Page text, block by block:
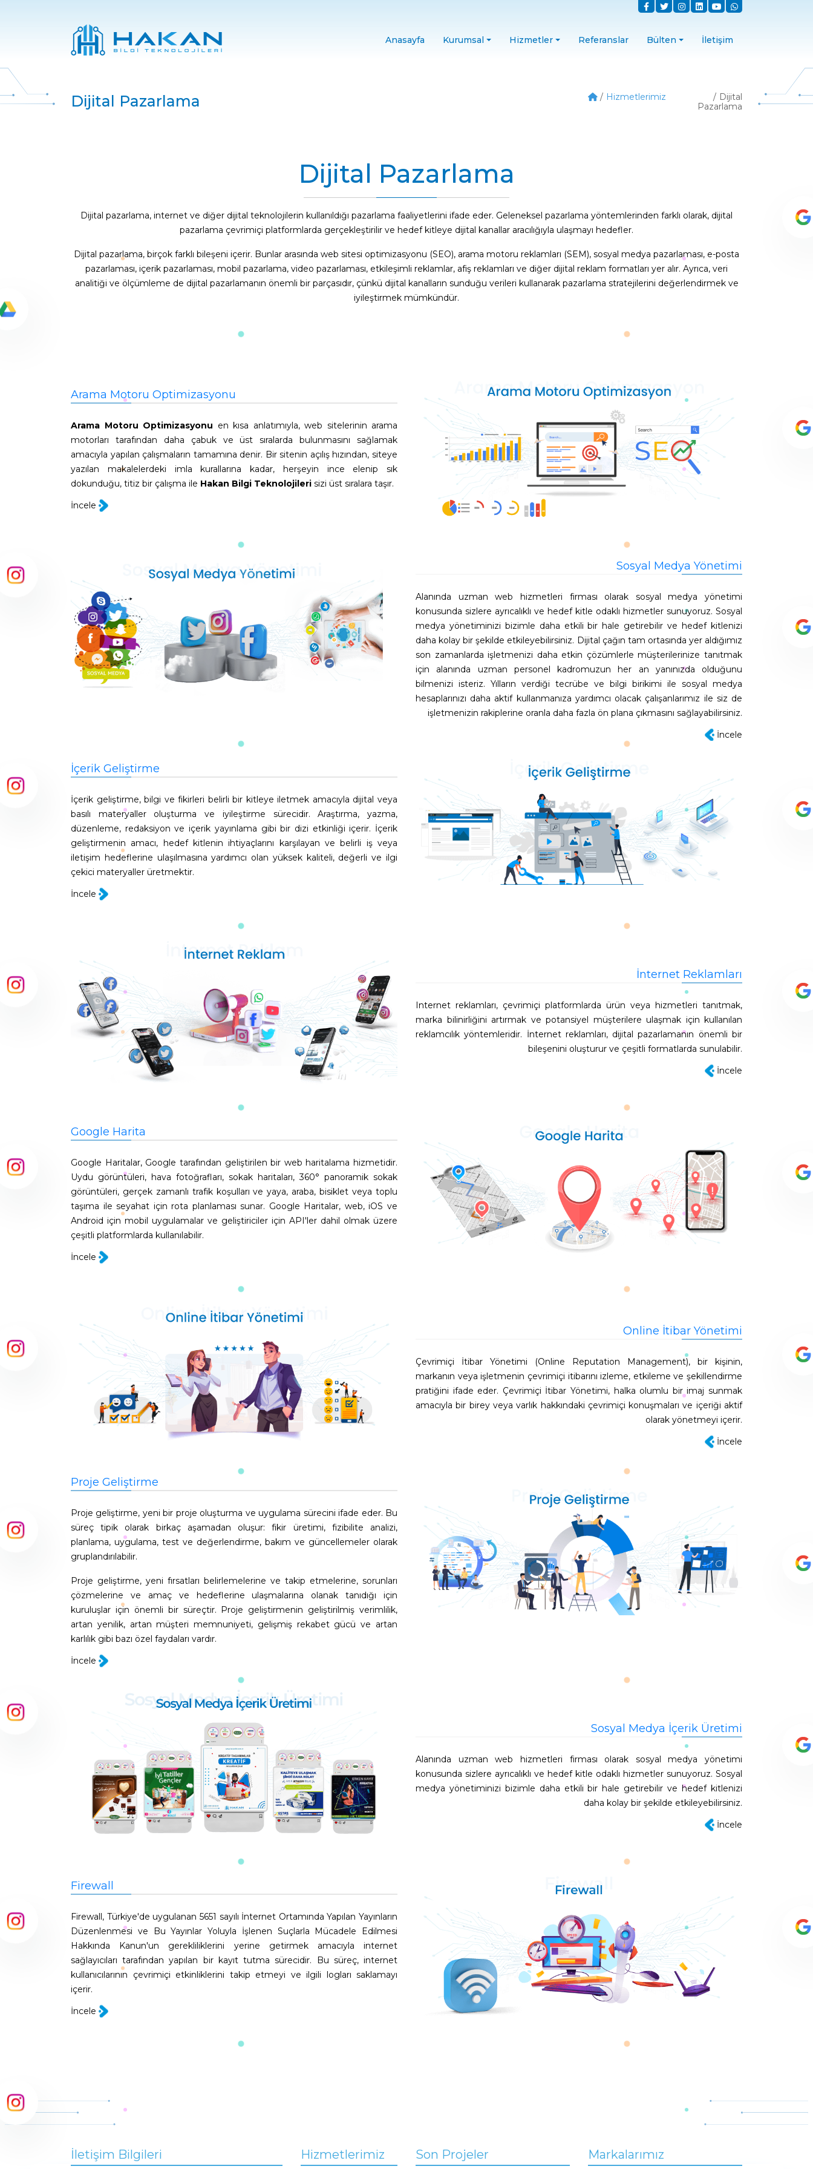
Anasayfa Kurumsal Hizmetler Referanslar Bülten İletişim
Dijital Pazarlama Hizmetlerimiz
Dijital
Pazarlama
Dijital Pazarlama
Dijital pazarlama, internet ve diğer dijital teknolojilerin kullanıldığı pazarlama faaliyetlerini ifade eder. Geleneksel pazarlama yöntemlerinden farklı olarak, dijital
pazarlama çevrimiçi platformlarda gerçekleştirilir ve hedef kitleye dijital kanallar aracılığıyla ulaşmayı hedefler.
Dijital pazarlama, birçok farklı bileşeni içerir. Bunlar arasında web sitesi optimizasyonu (SEO), arama motoru reklamları (SEM), sosyal medya pazarlaması, e-posta
pazarlaması, içerik pazarlaması, mobil pazarlama, video pazarlaması, etkileşimli reklamlar, afiş reklamları ve diğer dijital reklam formatları yer alır. Ayrıca, veri
analitiği ve ölçümleme de dijital pazarlamanın önemli bir parçasıdır, çünkü dijital kanalların sunduğu verileri kullanarak pazarlama stratejilerini değerlendirmek ve
iyileştirmek mümkündür.
Arama Motoru Optimizasyonu
Arama Motoru Optimizasyonu en kısa anlatımıyla, web sitelerinin arama
motorları tarafından daha çabuk ve üst sıralarda bulunmasını sağlamak
amacıyla yapılan çalışmaların tamamına denir. Bir sitenin açılış hızından, siteye
yazılan makalelerdeki imla kurallarına kadar, herşeyin ince elenip sık
dokunduğu, titiz bir çalışma ile Hakan Bilgi Teknolojileri sizi üst sıralara taşır.
İncele
Sosyal Medya Yönetimi
Alanında uzman web hizmetleri firması olarak sosyal medya yönetimi
konusunda sizlere ayrıcalıklı ve hedef kitle odaklı hizmetler sunuyoruz. Sosyal
medya yönetiminizi bizimle daha etkili bir hale getirebilir ve hedef kitlenizi
daha kolay bir şekilde etkileyebilirsiniz. Dijital çağın tam ortasında yer aldığımız
son zamanlarda işletmenizi daha etkin çözümlerle müşterilerinize tanıtmak
için alanında uzman personel kadromuzun her an yanınızda olduğunu
bilmenizi isteriz. Yılların verdiği tecrübe ve bilgi birikimi ile sosyal medya
hesaplarınızı daha aktif kullanmanıza yardımcı olacak çalışanlarımız ile siz de
işletmenizin rakiplerine oranla daha fazla ön plana çıkmasını sağlayabilirsiniz.
İncele
İçerik Geliştirme
İçerik geliştirme, bilgi ve fikirleri belirli bir kitleye iletmek amacıyla dijital veya
basılı materyaller oluşturma ve iyileştirme sürecidir. Araştırma, yazma,
düzenleme, redaksiyon ve içerik yayınlama gibi bir dizi etkinliği içerir. İçerik
geliştirmenin amacı, hedef kitlenin ihtiyaçlarını karşılayan ve belirli iş veya
iletişim hedeflerine ulaşılmasına yardımcı olan yüksek kaliteli, değerli ve ilgi
çekici materyaller üretmektir.
İncele
İnternet Reklamları
Internet reklamları, çevrimiçi platformlarda ürün veya hizmetleri tanıtmak,
marka bilinirliğini artırmak ve potansiyel müşterilere ulaşmak için kullanılan
reklamcılık yöntemleridir. İnternet reklamları, dijital pazarlamanın önemli bir
bileşenini oluşturur ve çeşitli formatlarda sunulabilir.
İncele
Google Harita
Google Haritalar, Google tarafından geliştirilen bir web haritalama hizmetidir.
Uydu görüntüleri, hava fotoğrafları, sokak haritaları, 360° panoramik sokak
görüntüleri, gerçek zamanlı trafik koşulları ve yaya, araba, bisiklet veya toplu
taşıma ile seyahat için rota planlaması sunar. Google Haritalar, web, iOS ve
Android için mobil uygulamalar ve geliştiriciler için API'ler dahil olmak üzere
çeşitli platformlarda kullanılabilir.
İncele
Online İtibar Yönetimi
Çevrimiçi İtibar Yönetimi (Online Reputation Management), bir kişinin,
markanın veya işletmenin çevrimiçi itibarını izleme, etkileme ve şekillendirme
pratiğini ifade eder. Çevrimiçi İtibar Yönetimi, halka olumlu bir imaj sunmak
amacıyla bir birey veya varlık hakkındaki çevrimiçi konuşmaları ve içeriği aktif
olarak yönetmeyi içerir.
İncele
Proje Geliştirme
Proje geliştirme, yeni bir proje oluşturma ve uygulama sürecini ifade eder. Bu
süreç tipik olarak birkaç aşamadan oluşur: fikir üretimi, fizibilite analizi,
planlama, uygulama, test ve değerlendirme, bakım ve güncellemeler olarak
gruplandırılabilir.
Proje geliştirme, yeni fırsatları belirlemelerine ve takip etmelerine, sorunları
çözmelerine ve amaç ve hedeflerine ulaşmalarına olanak tanıdığı için
kuruluşlar için önemli bir süreçtir. Proje geliştirmenin geliştirilmiş verimlilik,
artan yenilik, artan müşteri memnuniyeti, gelişmiş rekabet gücü ve artan
karlılık gibi bazı özel faydaları vardır.
İncele
Sosyal Medya İçerik Üretimi
Alanında uzman web hizmetleri firması olarak sosyal medya yönetimi
konusunda sizlere ayrıcalıklı ve hedef kitle odaklı hizmetler sunuyoruz. Sosyal
medya yönetiminizi bizimle daha etkili bir hale getirebilir ve hedef kitlenizi
daha kolay bir şekilde etkileyebilirsiniz.
İncele
Firewall
Firewall, Türkiye'de uygulanan 5651 sayılı İnternet Ortamında Yapılan Yayınların
Düzenlenmesi ve Bu Yayınlar Yoluyla İşlenen Suçlarla Mücadele Edilmesi
Hakkında Kanun'un gerekliliklerini yerine getirmek amacıyla internet
sağlayıcıları tarafından yapılan bir kayıt tutma sürecidir. Bu süreç, internet
kullanıcılarının çevrimiçi etkinliklerini takip etmeyi ve ilgili logları saklamayı
içerir.
İncele
İletişim Bilgileri Hizmetlerimiz Son Projeler Markalarımız